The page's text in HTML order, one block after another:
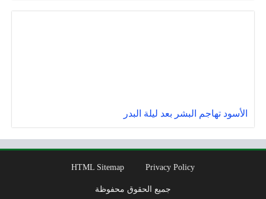
الأسود تهاجم البشر بعد ليلة البدر
Privacy Policy
HTML Sitemap
جميع الحقوق محفوظة